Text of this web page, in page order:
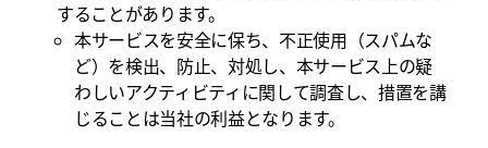
することがあります。
本サービスを安全に保ち、不正使用（スパムな
ど）を検出、防止、対処し、本サービス上の疑
わしいアクティビティに関して調査し、措置を講
じることは当社の利益となります。